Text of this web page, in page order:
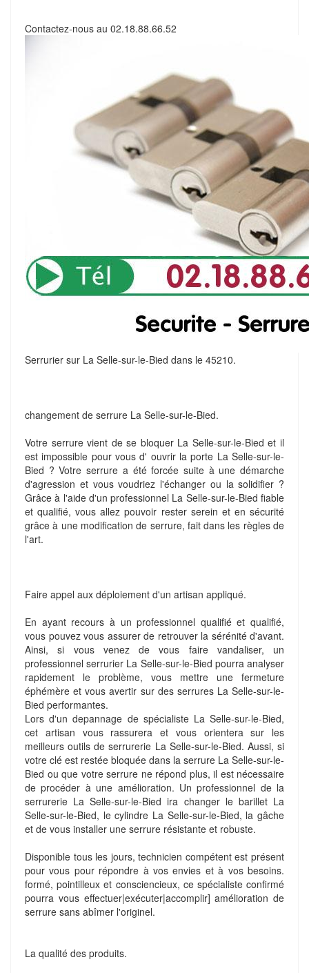
Contactez-nous au 02.18.88.66.52
Serrurier sur La Selle-sur-le-Bied dans le 45210.
changement de serrure La Selle-sur-le-Bied.
Votre serrure vient de se bloquer La Selle-sur-le-Bied et il
est impossible pour vous d' ouvrir la porte La Selle-sur-le-
Bied ? Votre serrure a été forcée suite à une démarche
d'agression et vous voudriez l'échanger ou la solidifier ?
Grâce à l'aide d'un professionnel La Selle-sur-le-Bied fiable
et qualifié, vous allez pouvoir rester serein et en sécurité
grâce à une modification de serrure, fait dans les règles de
l'art.
Faire appel aux déploiement d'un artisan appliqué.
En ayant recours à un professionnel qualifié et qualifié,
vous pouvez vous assurer de retrouver la sérénité d'avant.
Ainsi, si vous venez de vous faire vandaliser, un
professionnel serrurier La Selle-sur-le-Bied pourra analyser
rapidement le problème, vous mettre une fermeture
éphémère et vous avertir sur des serrures La Selle-sur-le-
Bied performantes.
Lors d'un depannage de spécialiste La Selle-sur-le-Bied,
cet artisan vous rassurera et vous orientera sur les
meilleurs outils de serrurerie La Selle-sur-le-Bied. Aussi, si
votre clé est restée bloquée dans la serrure La Selle-sur-le-
Bied ou que votre serrure ne répond plus, il est nécessaire
de procéder à une amélioration. Un professionnel de la
serrurerie La Selle-sur-le-Bied ira changer le barillet La
Selle-sur-le-Bied, le cylindre La Selle-sur-le-Bied, la gâche
et de vous installer une serrure résistante et robuste.
Disponible tous les jours, technicien compétent est présent
pour vous pour répondre à vos envies et à vos besoins.
formé, pointilleux et consciencieux, ce spécialiste confirmé
pourra vous effectuer|exécuter|accomplir] amélioration de
serrure sans abîmer l'originel.
La qualité des produits.